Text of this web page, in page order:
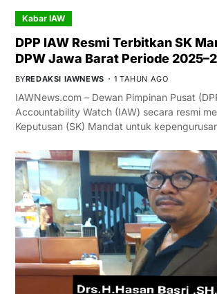
Kabar IAW
DPP IAW Resmi Terbitkan SK
DPW Jawa Barat Periode
BYREDAKSI IAWNEWS 1 TAHUN AGO
IAWNews.com – Dewan Pimpinan Pusat
Accountability Watch (IAW) secara resmi
Keputusan (SK) Mandat untuk